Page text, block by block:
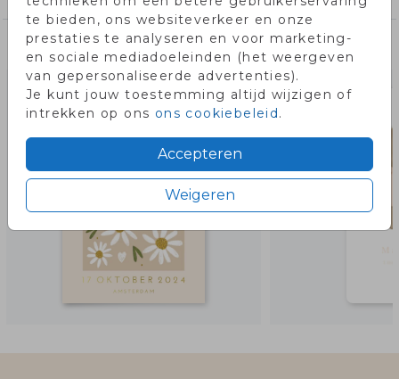
te bieden, ons websiteverkeer en onze
prestaties te analyseren en voor marketing-
en sociale mediadoeleinden (het weergeven
van gepersonaliseerde advertenties).
Je kunt jouw toestemming altijd wijzigen of
intrekken op ons ons cookiebeleid.
Accepteren
Weigeren
Misschien vind je dit ook leuk!